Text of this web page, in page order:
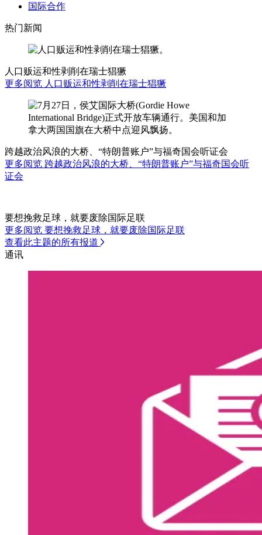
国际合作
热门新闻
人口贩运和性剥削在瑞士猖獗
更多阅览 人口贩运和性剥削在瑞士猖獗
跨越政治风浪的大桥、“特朗普账户”与福奇国会听证会
更多阅览 跨越政治风浪的大桥、“特朗普账户”与福奇国会听
证会
要想挽救足球，就要废除国际足联
更多阅览 要想挽救足球，就要废除国际足联
查看此主题的所有报道
通讯